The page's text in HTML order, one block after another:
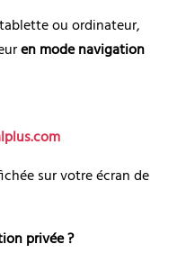
ou ordinateur,
en mode navigation
sur votre écran de
privée ?